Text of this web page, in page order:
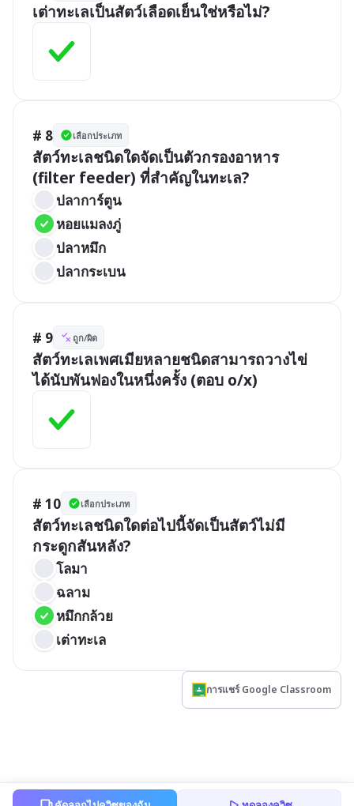
เต่าทะเลเป็นสัตว์เลือดเย็นใช่หรือไม่?
# 8 เลือกประเภท
สัตว์ทะเลชนิดใดจัดเป็นตัวกรองอาหาร
(filter feeder) ที่สำคัญในทะเล?
ปลาการ์ตูน
หอยแมลงภู่
ปลาหมึก
ปลากระเบน
# 9 ถูก/ผิด
สัตว์ทะเลเพศเมียหลายชนิดสามารถวางไข่
ได้นับพันฟองในหนึ่งครั้ง (ตอบ o/x)
# 10 เลือกประเภท
สัตว์ทะเลชนิดใดต่อไปนี้จัดเป็นสัตว์ไม่มี
กระดูกสันหลัง?
โลมา
ฉลาม
หมึกกล้วย
เต่าทะเล
การแชร์ Google Classroom